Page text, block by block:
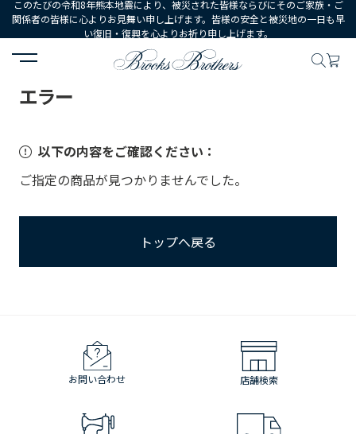
このたびの令和8年熊本地震により、被災された皆様ならびにそのご家族・ご
関係者の皆様に心よりお見舞い申し上げます。皆様の安全と被災地の一日も早
い復旧・復興を心よりお祈り申し上げます。
HOME
エラー
以下の内容をご確認ください：
ご指定の商品が見つかりませんでした。
トップへ戻る
お問い合わせ 店舗検索